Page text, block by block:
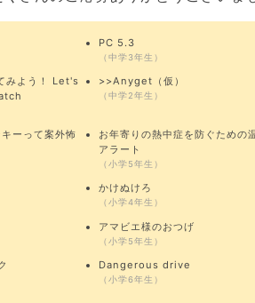
PC 5.3
（中学3年生）
みよう！ Let's
>>Anyget（仮）
（中学2年生）
ーって案外怖
お年寄りの熱中症を防ぐための
アラート
（小学5年生）
かけぬけろ
（小学4年生）
アマビエ様のおつげ
（小学5年生）
Dangerous drive
（小学6年生）